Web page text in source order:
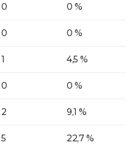
0 0 %
0 0 %
1 4,5 %
0 0 %
2 9,1 %
5 22,7 %